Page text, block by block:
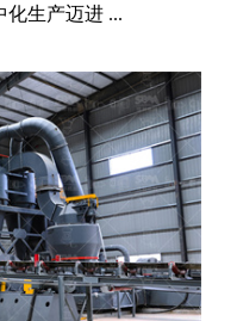
化生产迈进 ...